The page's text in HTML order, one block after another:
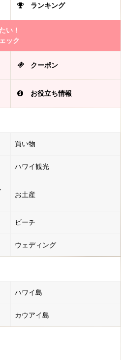
ランキング
い！
ック
クーポン
お役立ち情報
買い物
ハワイ観光
お土産
ビーチ
ウェディング
ハワイ島
カウアイ島